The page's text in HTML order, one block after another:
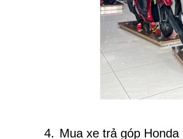
4. Mua xe trả góp